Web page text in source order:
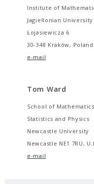
Institute of
Jagiellonian University
Łojasiewicza 6
30-348 Kraków, Poland
e-mail
Tom Ward
School of
Statistics and Physics
Newcastle University
Newcastle NE1 7RU,
e-mail